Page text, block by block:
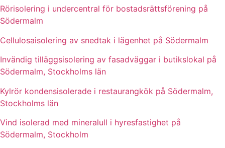
Rörisolering i undercentral för bostadsrättsförening på
Södermalm
Cellulosaisolering av snedtak i lägenhet på Södermalm
Invändig tilläggsisolering av fasadväggar i butikslokal på
Södermalm, Stockholms län
Kylrör kondensisolerade i restaurangkök på Södermalm,
Stockholms län
Vind isolerad med mineralull i hyresfastighet på
Södermalm, Stockholm